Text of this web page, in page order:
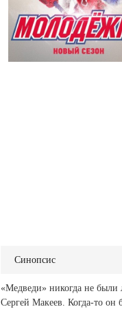
Синопсис
«Медведи» никогда не были
Сергей Макеев. Когда-то